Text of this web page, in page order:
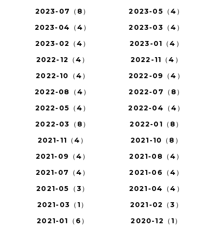
2023-07（8）
2023-05（4）
2023-04（4）
2023-03（4）
2023-02（4）
2023-01（4）
2022-12（4）
2022-11（4）
2022-10（4）
2022-09（4）
2022-08（4）
2022-07（8）
2022-05（4）
2022-04（4）
2022-03（8）
2022-01（8）
2021-11（4）
2021-10（8）
2021-09（4）
2021-08（4）
2021-07（4）
2021-06（4）
2021-05（3）
2021-04（4）
2021-03（1）
2021-02（3）
2021-01（6）
2020-12（1）